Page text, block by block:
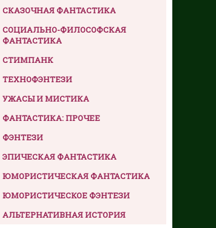
СКАЗОЧНАЯ ФАНТАСТИКА
СОЦИАЛЬНО-ФИЛОСОФСКАЯ
ФАНТАСТИКА
СТИМПАНК
ТЕХНОФЭНТЕЗИ
УЖАСЫ И МИСТИКА
ФАНТАСТИКА: ПРОЧЕЕ
ФЭНТЕЗИ
ЭПИЧЕСКАЯ ФАНТАСТИКА
ЮМОРИСТИЧЕСКАЯ ФАНТАСТИКА
ЮМОРИСТИЧЕСКОЕ ФЭНТЕЗИ
АЛЬТЕРНАТИВНАЯ ИСТОРИЯ